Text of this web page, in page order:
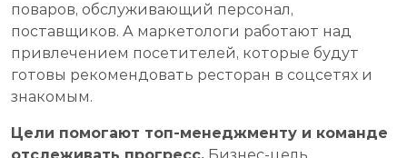
поваров, обслуживающий персонал,
поставщиков. А маркетологи работают над
привлечением посетителей, которые будут
готовы рекомендовать ресторан в соцсетях и
знакомым.
Цели помогают топ-менеджменту и команде